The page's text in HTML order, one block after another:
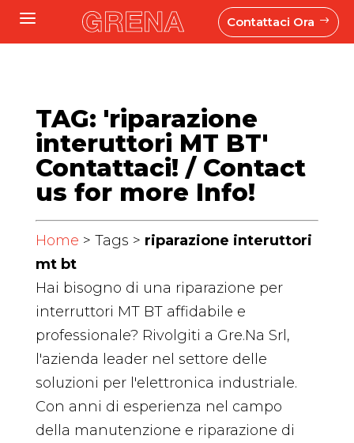
a Contattaci Ora $
TAG: 'riparazione
interuttori MT BT'
Contattaci! / Contact
us for more Info!
Home > Tags > riparazione interuttori
mt bt
Hai bisogno di una riparazione per
interruttori MT BT affidabile e
professionale? Rivolgiti a Gre.Na Srl,
l'azienda leader nel settore delle
soluzioni per l'elettronica industriale.
Con anni di esperienza nel campo
della manutenzione e riparazione di